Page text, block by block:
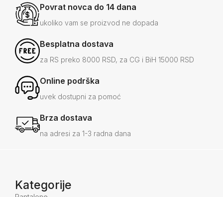
Povrat novca do 14 dana
ukoliko vam se proizvod ne dopada
Besplatna dostava
za RS preko 8000 RSD, za CG i BiH 15000 RSD
Online podrška
uvek dostupni za pomoć
Brza dostava
na adresi za 1-3 radna dana
Kategorije